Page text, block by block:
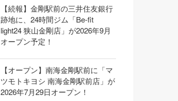
【続報】金剛駅前の三井住友銀行
跡地に、24時間ジム「Be-fit
light24 狭山金剛店」が2026年9月
オープン予定！
【オープン】南海金剛駅前に「マ
ツモトキヨシ 南海金剛駅前店」が
2026年7月29日オープン！